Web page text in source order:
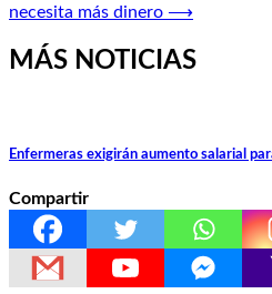
entradas
necesita más dinero ⟶
MÁS NOTICIAS
Enfermeras exigirán aumento salarial
Compartir